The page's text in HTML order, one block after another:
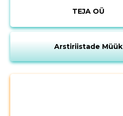
TEJA OÜ
Arstiriistade Müük